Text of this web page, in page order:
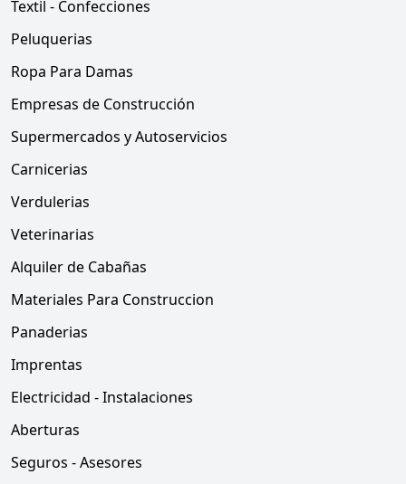
Textil - Confecciones
Peluquerias
Ropa Para Damas
Empresas de Construcción
Supermercados y Autoservicios
Carnicerias
Verdulerias
Veterinarias
Alquiler de Cabañas
Materiales Para Construccion
Panaderias
Imprentas
Electricidad - Instalaciones
Aberturas
Seguros - Asesores